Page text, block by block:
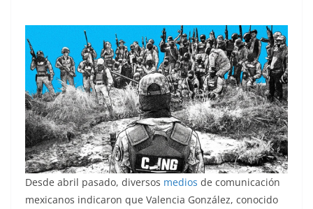
Desde abril pasado, diversos medios de comunicación
mexicanos indicaron que Valencia González, conocido